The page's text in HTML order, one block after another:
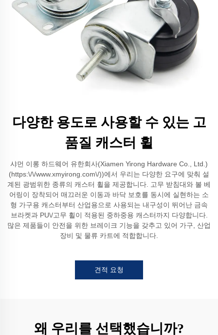
다양한 용도로 사용할 수 있는 고
품질 캐스터 휠
샤먼 이롱 하드웨어 유한회사(Xiamen Yirong Hardware Co., Ltd.)
(https:\/\/www.xmyirong.com\/))에서 우리는 다양한 요구에 맞춰 설
계된 광범위한 종류의 캐스터 휠을 제공합니다. 고무 받침대와 볼 베
어링이 장착되어 매끄러운 이동과 바닥 보호를 동시에 실현하는 소
형 가구용 캐스터부터 산업용으로 사용되는 내구성이 뛰어난 금속
브라켓과 PU\/고무 휠이 적용된 중하중용 캐스터까지 다양합니다.
많은 제품들이 안전을 위한 브레이크 기능을 갖추고 있어 가구, 산업
장비 및 물류 카트에 적합합니다.
견적 요청
왜 우리를 선택했습니까?